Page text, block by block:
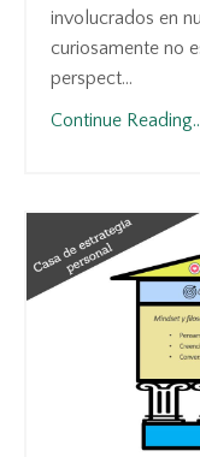
involucrados en
curiosamente no
perspect...
Continue